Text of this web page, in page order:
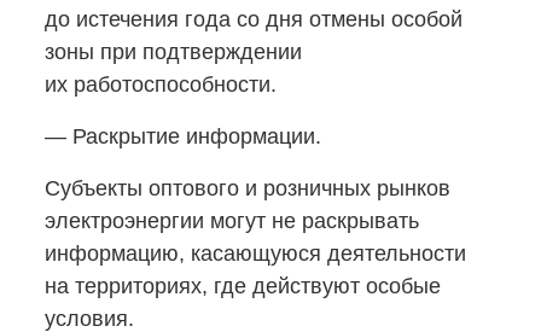
до истечения года со дня отмены особой
зоны при подтверждении
их работоспособности.
— Раскрытие информации.
Субъекты оптового и розничных рынков
электроэнергии могут не раскрывать
информацию, касающуюся деятельности
на территориях, где действуют особые
условия.